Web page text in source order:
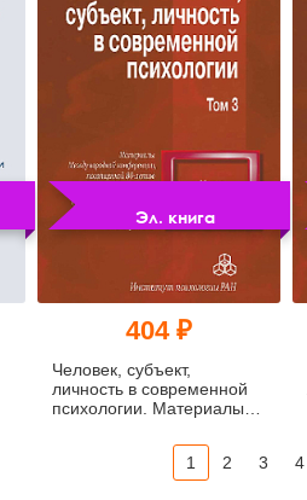
Эл. книга
404 ₽
Человек, субъект,
личность в современной
психологии. Материалы
посвященной 80-летию А.
В. Брушлинского (Том 3)
1 2 3 4